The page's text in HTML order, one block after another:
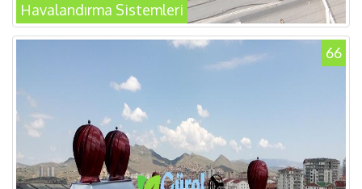
Havalandırma Sistemleri
66